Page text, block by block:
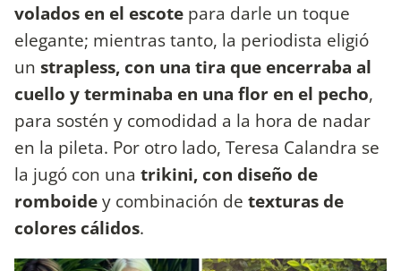
volados en el escote para darle un toque
elegante; mientras tanto, la periodista eligió
un strapless, con una tira que encerraba al
cuello y terminaba en una flor en el pecho,
para sostén y comodidad a la hora de nadar
en la pileta. Por otro lado, Teresa Calandra se
la jugó con una trikini, con diseño de
romboidey combinación de texturas de
colores cálidos.